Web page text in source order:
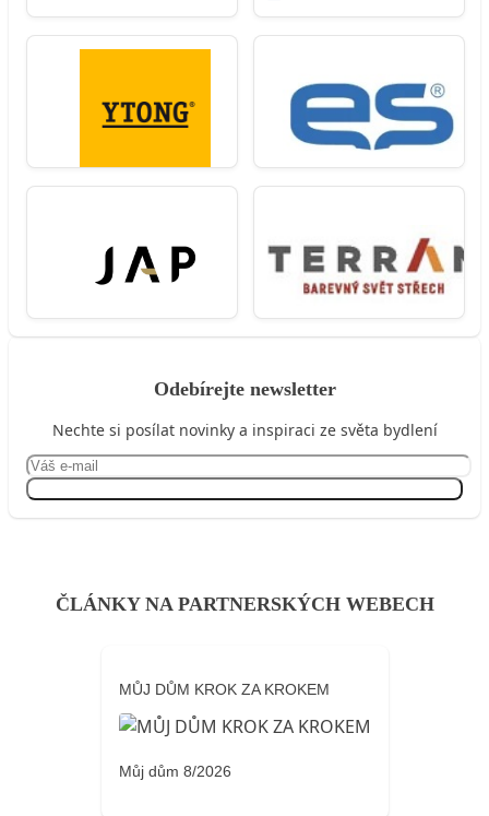
Odebírejte newsletter
Nechte si posílat novinky a inspiraci ze světa bydlení
ČLÁNKY NA PARTNERSKÝCH WEBECH
MŮJ DŮM KROK ZA KROKEM
Můj dům 8/2026